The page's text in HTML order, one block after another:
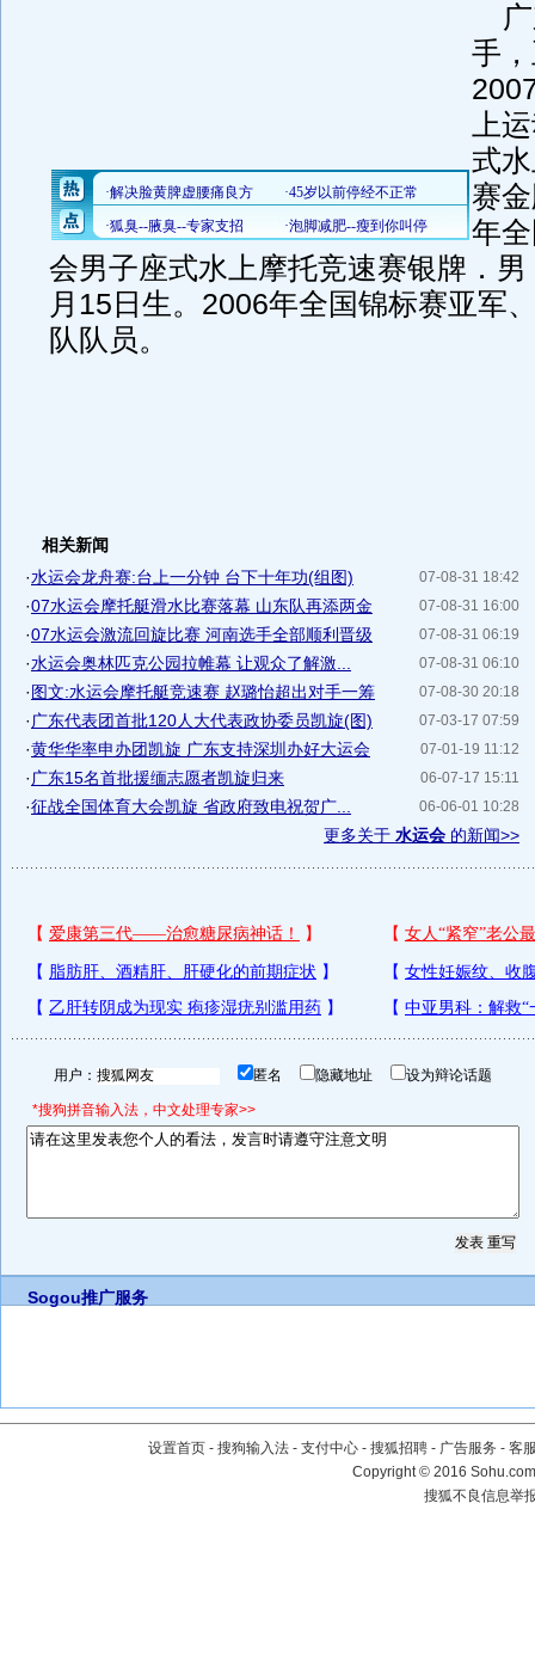
手
上
式
赛
年
会男子座式水上摩托竞速赛银牌．男
月 15 日 生。 2006年全国锦标赛亚军
队队员。
相关新闻
07-08-31 18:42
·水运会龙舟赛:台上一分钟 台下十年功(组图)
07-08-31 16:00
·07水运会摩托艇滑水比赛落幕 山东队再添两金
07-08-31 06:19
·07水运会激流回旋比赛 河南选手全部顺利晋级
07-08-31 06:10
·水运会奥林匹克公园拉帷幕 让观众了解激...
07-08-30 20:18
·图文:水运会摩托艇竞速赛 赵璐怡超出对手一筹
07-03-17 07:59
· 广东代表团首批120人大代表政协委员凯旋(图)
07-01-19 11:12
·黄华华率申办团凯旋 广东支持深圳办好大运会
06-07-17 15:11
· 广东15名首批援缅志愿者凯旋归来
06-06-01 10:28
·征战全国体育大会凯旋 省政府致电祝贺广...
更多关于 水运会 的新闻>>
用户： 匿名 隐藏地址 设为辩论话题
*搜狗拼音输入法，中文处理专家>>
Sogou推广服务
设置首页 - 搜狗输入法 - 支付中心 - 搜狐招聘 - 广告服务 - 客
Copyright©2016
搜狐不良信息举